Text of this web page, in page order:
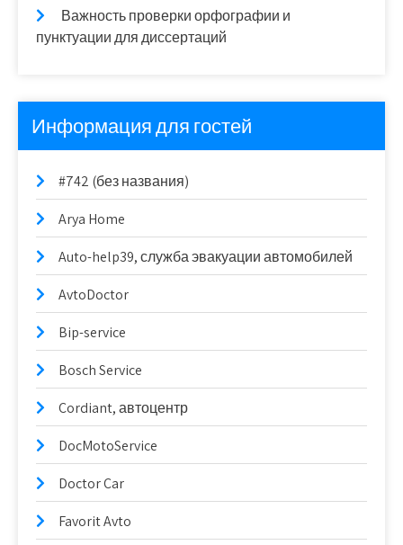
Важность проверки орфографии и
пунктуации для диссертаций
Информация для гостей
#742 (без названия)
Arya Home
Auto-help39, служба эвакуации автомобилей
AvtoDoctor
Bip-service
Bosch Service
Cordiant, автоцентр
DocMotoService
Doctor Car
Favorit Avto